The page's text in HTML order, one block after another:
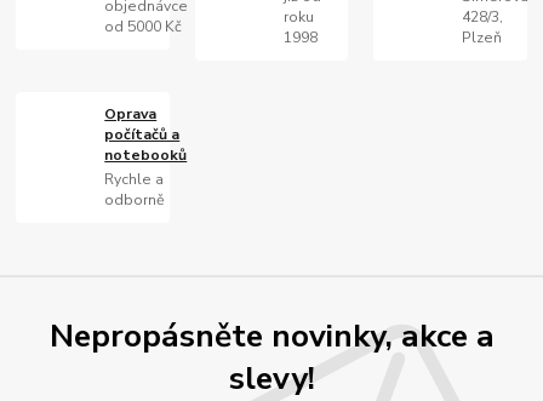
objednávce
od 5000 Kč
roku
1998
428/3,
Plzeň
Oprava
počítačů a
notebooků
Rychle a
odborně
Nepropásněte novinky, akce a
slevy!